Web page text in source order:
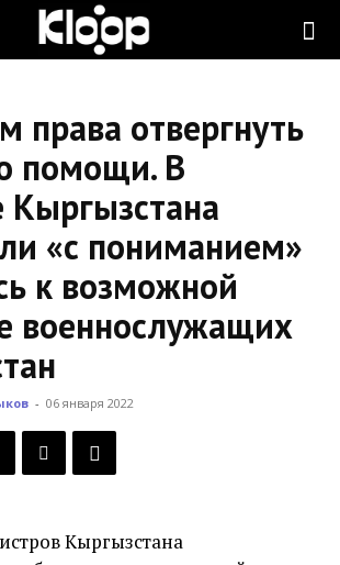
права отвергнуть
помощи. В
Кыргызстана
«с пониманием»
к возможной
военнослужащих
- 06 января 2022
Кыргызстана